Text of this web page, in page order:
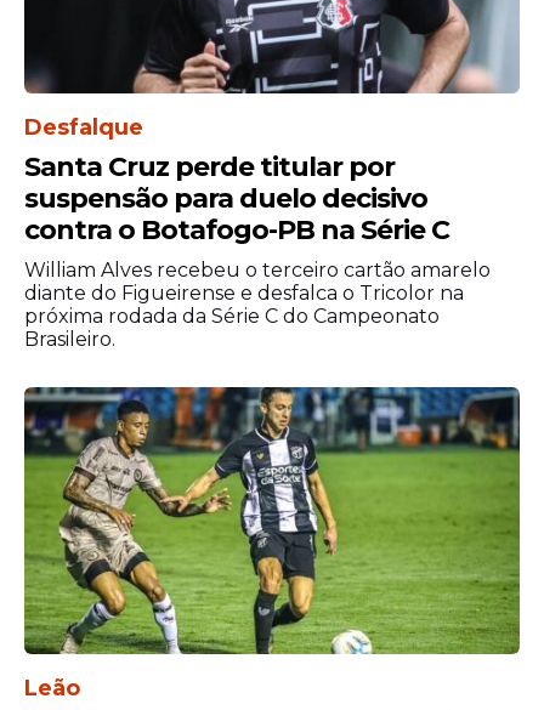
Desfalque
Santa Cruz perde titular por
suspensão para duelo decisivo
contra o Botafogo-PB na Série C
William Alves recebeu o terceiro cartão amarelo
diante do Figueirense e desfalca o Tricolor na
próxima rodada da Série C do Campeonato
Brasileiro.
Leão